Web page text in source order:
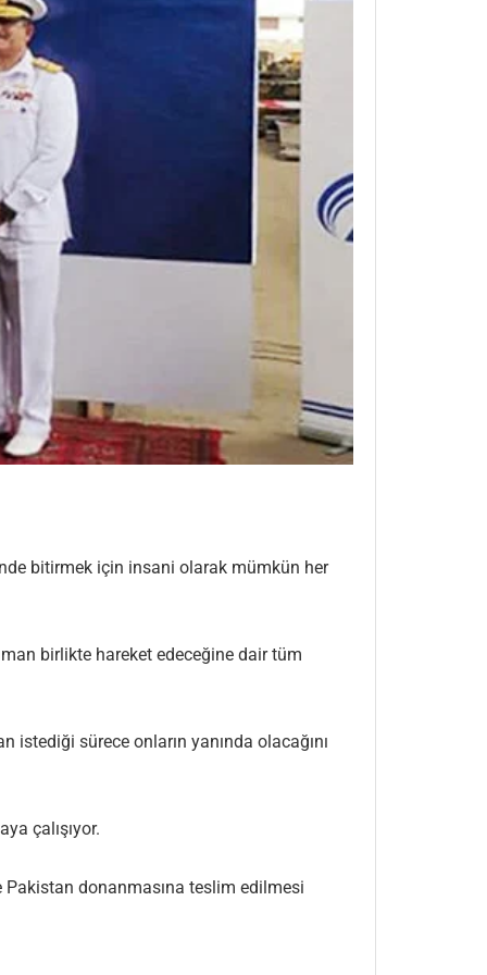
bitirmek için insani olarak mümkün her
birlikte hareket edeceğine dair tüm
istediği sürece onların yanında olacağını
çalışıyor.
Pakistan donanmasına teslim edilmesi